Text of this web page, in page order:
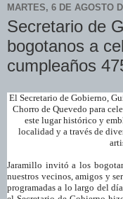
MARTES, 6 DE AGOSTO
Secretario de
bogotanos a
cumpleaños
El Secretario de Gobierno,
Chorro de Quevedo para
este lugar histórico y
localidad y a través de
Jaramillo invitó a los
nuestros vecinos, amigos y
programadas a lo largo del